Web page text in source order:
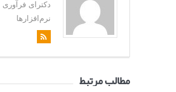
نرم‌افزارها
مطالب مرتبط